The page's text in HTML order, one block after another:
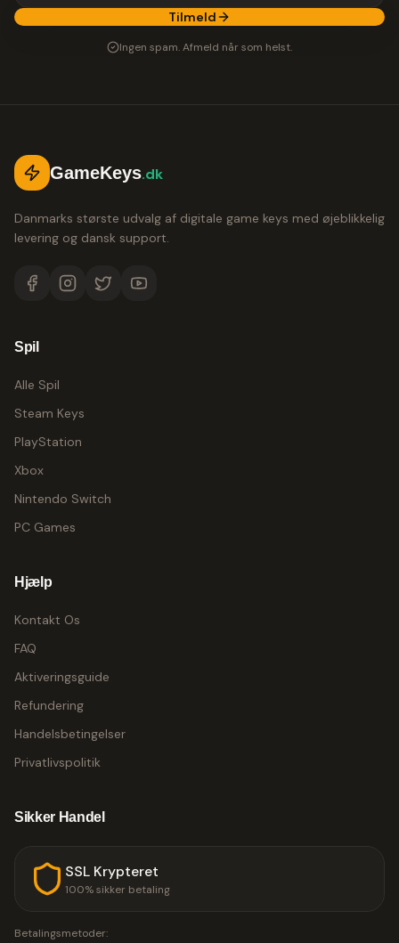
Tilmeld
Ingen spam. Afmeld når som helst.
GameKeys.dk
Danmarks største udvalg af digitale game keys med øjeblikkelig
levering og dansk support.
Spil
Alle Spil
Steam Keys
PlayStation
Xbox
Nintendo Switch
PC Games
Hjælp
Kontakt Os
FAQ
Aktiveringsguide
Refundering
Handelsbetingelser
Privatlivspolitik
Sikker Handel
SSL Krypteret
100% sikker betaling
Betalingsmetoder: